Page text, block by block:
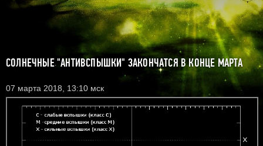
СОЛНЕЧНЫЕ "АНТИВСПЫШКИ" ЗАКОНЧАТСЯ В КОНЦЕ МАРТА
07 марта 2018, 13:10 мск